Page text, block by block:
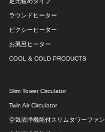
ラウンドヒーター
ピクシーヒーター
お風呂ヒーター
COOL & COLD PRODUCTS
Slim Tower Circulator
Twin Air Circulator
空気清浄機能付スリムタワーファン